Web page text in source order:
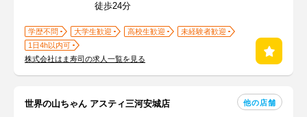
徒歩24分
学歴不問 大学生歓迎 高校生歓迎
未経験者歓迎
1日4h以内可
株式会社はま寿司の求人一覧を見る
世界の山ちゃん アスティ三河安城店 他の店舗